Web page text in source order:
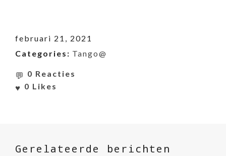
februari 21, 2021
Categories: Tango@
0 Reacties
0 Likes
Gerelateerde berichten